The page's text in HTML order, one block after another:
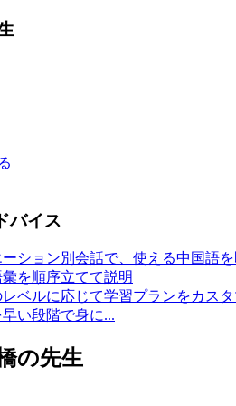
バイス
ション別会話で、使える中国語
を順序立てて説明
ベルに応じて学習プランをカス
い段階で身に...
の先生